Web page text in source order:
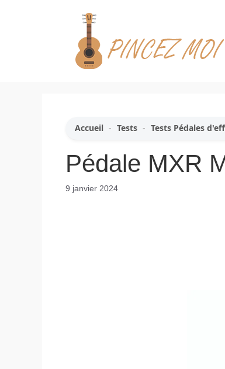
Accueil - Tests - Tests Pédales
Pédale MXR
9 janvier 2024